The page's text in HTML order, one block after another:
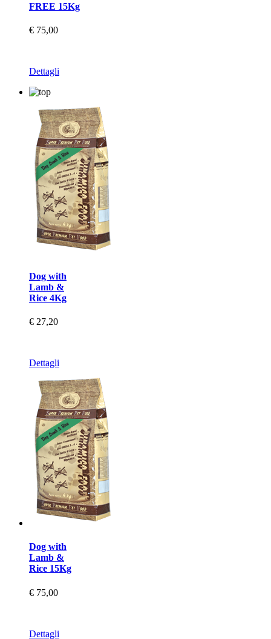
FREE 15Kg
€ 75,00
Dettagli
Dog with
Lamb &
Rice 4Kg
€ 27,20
Dettagli
Dog with
Lamb &
Rice 15Kg
€ 75,00
Dettagli